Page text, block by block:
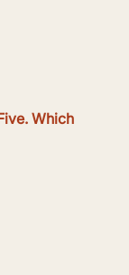
Which